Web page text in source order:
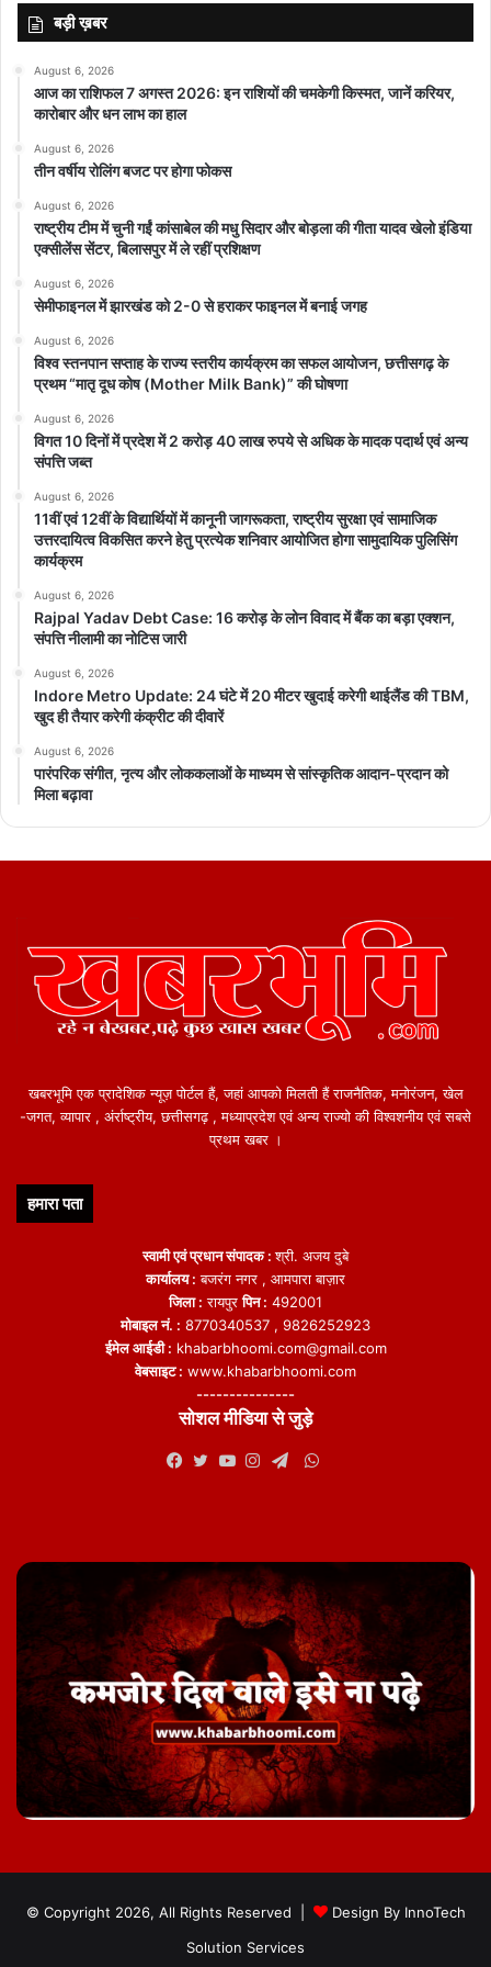
अब यह संभावना भी बड़ गई है कि इनमें से कई विधायकों के टिकट कट सकते हैं।
लगा कि विधायक से ज्यादा पार्टी का अन्य नेता उस सीट पर मजबूत है तो विधायक
का टिकट कट सकता है। लेकिन अब यह तय माना जा रहा है कि पार्टी बहुत बड़ी
संख्या में विधायकों के टिकट काटने से बचना चाह रही है।
featured
बड़ी ख़बर
August 6, 2026
आज का राशिफल 7 अगस्त 2026: इन राशियों की चमकेगी किस्मत, जानें करियर,
कारोबार और धन लाभ का हाल
August 6, 2026
तीन वर्षीय रोलिंग बजट पर होगा फोकस
August 6, 2026
राष्ट्रीय टीम में चुनी गईं कांसाबेल की मधु सिदार और बोड़ला की गीता यादव खेलो इंडिया
एक्सीलेंस सेंटर, बिलासपुर में ले रहीं प्रशिक्षण
August 6, 2026
सेमीफाइनल में झारखंड को 2-0 से हराकर फाइनल में बनाई जगह
August 6, 2026
विश्व स्तनपान सप्ताह के राज्य स्तरीय कार्यक्रम का सफल आयोजन, छत्तीसगढ़ के
प्रथम “मातृ दूध कोष (Mother Milk Bank)” की घोषणा
August 6, 2026
विगत 10 दिनों में प्रदेश में 2 करोड़ 40 लाख रुपये से अधिक के मादक पदार्थ एवं अन्य
संपत्ति जब्त
August 6, 2026
11वीं एवं 12वीं के विद्यार्थियों में कानूनी जागरूकता, राष्ट्रीय सुरक्षा एवं सामाजिक
उत्तरदायित्व विकसित करने हेतु प्रत्येक शनिवार आयोजित होगा सामुदायिक पुलिसिंग
कार्यक्रम
August 6, 2026
Rajpal Yadav Debt Case: 16 करोड़ के लोन विवाद में बैंक का बड़ा एक्शन,
संपत्ति नीलामी का नोटिस जारी
August 6, 2026
Indore Metro Update: 24 घंटे में 20 मीटर खुदाई करेगी थाईलैंड की TBM,
खुद ही तैयार करेगी कंक्रीट की दीवारें
August 6, 2026
पारंपरिक संगीत, नृत्य और लोककलाओं के माध्यम से सांस्कृतिक आदान-प्रदान को
मिला बढ़ावा
खबरभूमि एक प्रादेशिक न्यूज़ पोर्टल हैं, जहां आपको मिलती हैं राजनैतिक, मनोरंजन, खेल
-जगत, व्यापार , अंर्राष्ट्रीय, छत्तीसगढ़ , मध्याप्रदेश एवं अन्य राज्यो की विश्वशनीय एवं सबसे
प्रथम खबर ।
हमारा पता
स्वामी एवं प्रधान संपादक :श्री. अजय दुबे
कार्यालय : बजरंग नगर , आमपारा बाज़ार
जिला : रायपुरपिन : 492001
मोबाइल नं. : 8770340537 , 9826252923
ईमेल आईडी : khabarbhoomi.com@gmail.com
वेबसाइट : www.khabarbhoomi.com
---------------
सोशल मीडिया से जुड़े
WhatsApp
© Copyright 2026, All Rights Reserved | Design By InnoTech
Solution Services